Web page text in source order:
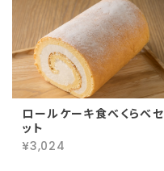
ロールケーキ食べくらべセ
ット
¥3,024